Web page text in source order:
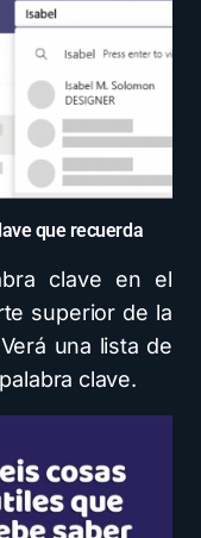
que recuerda
clave en el
superior de la
una lista de
clave.